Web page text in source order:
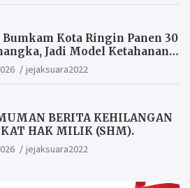
Bumkam Kota Ringin Panen 30
Jadi Model Ketahanan
jejaksuara2022
BERITA KEHILANGAN
HAK MILIK (SHM).
jejaksuara2022